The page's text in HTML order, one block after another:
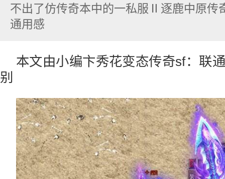
不出了仿传奇本中的一私服Ⅱ逐鹿中原传
通用感
本文由小编卞秀花变态传奇sf：联
别